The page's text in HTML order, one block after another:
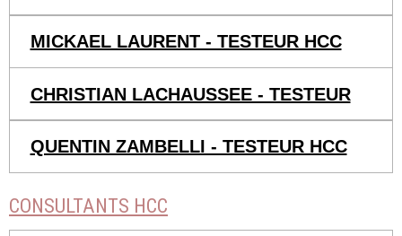
MICKAEL LAURENT - TESTEUR HCC
CHRISTIAN LACHAUSSEE - TESTEUR
QUENTIN ZAMBELLI - TESTEUR HCC
CONSULTANTS HCC